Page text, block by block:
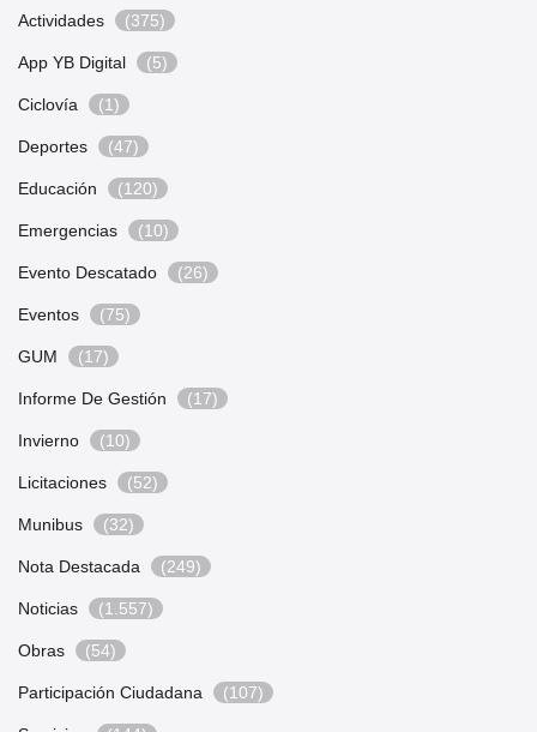
Actividades (375)
App YB Digital (5)
Ciclovía (1)
Deportes (47)
Educación (120)
Emergencias (10)
Evento Descatado (26)
Eventos (75)
GUM (17)
Informe De Gestión (17)
Invierno (10)
Licitaciones (52)
Munibus (32)
Nota Destacada (249)
Noticias (1.557)
Obras (54)
Participación Ciudadana (107)